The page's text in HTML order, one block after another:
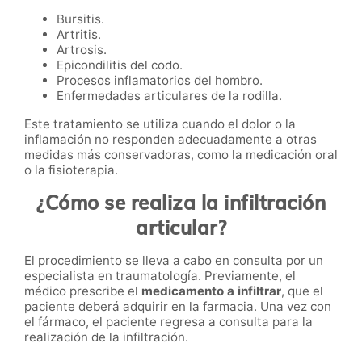
Bursitis.
Artritis.
Artrosis.
Epicondilitis del codo.
Procesos inflamatorios del hombro.
Enfermedades articulares de la rodilla.
Este tratamiento se utiliza cuando el dolor o la
inflamación no responden adecuadamente a otras
medidas más conservadoras, como la medicación oral
o la fisioterapia.
¿Cómo se realiza la infiltración
articular?
El procedimiento se lleva a cabo en consulta por un
especialista en traumatología. Previamente, el
médico prescribe el medicamento a infiltrar, que el
paciente deberá adquirir en la farmacia. Una vez con
el fármaco, el paciente regresa a consulta para la
realización de la infiltración.